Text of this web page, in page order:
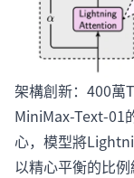
架構創新：400萬
MiniMax-Text-01
心，模型將
以精心平衡的比